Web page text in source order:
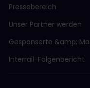
Pressebereich
Unser Partner werden
Gesponserte &amp;
Interrail-Folgenbericht